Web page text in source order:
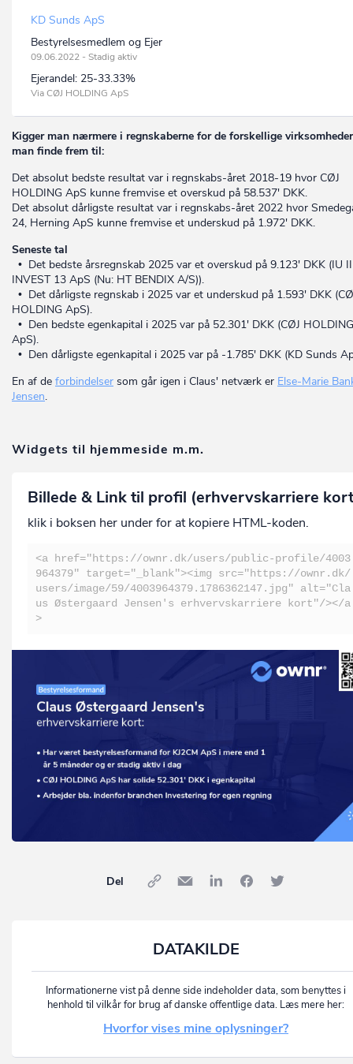
KD Sunds ApS
Bestyrelsesmedlem og Ejer
09.06.2022 - Stadig aktiv
Ejerandel: 25-33.33%
Via CØJ HOLDING ApS
Kigger man nærmere i regnskaberne for de forskellige
man finde frem til:
Det absolut bedste resultat var i regnskabs-året 2018-19 hvor CØJ
HOLDING ApS kunne fremvise et overskud på 58.537' DKK.
Det absolut dårligste resultat var i regnskabs-året 2022 hvor
24, Herning ApS kunne fremvise et underskud på 1.972' DKK.
Seneste tal
• Det bedste årsregnskab 2025 var et overskud på 9.123' DKK (IU
INVEST 13 ApS (Nu: HT BENDIX A/S)).
• Det dårligste regnskab i 2025 var et underskud på 1.593' DKK
HOLDING ApS).
• Den bedste egenkapital i 2025 var på 52.301' DKK (CØJ HOLDING
ApS).
• Den dårligste egenkapital i 2025 var på -1.785' DKK (KD Sunds
En af de forbindelser som går igen i Claus' netværk er Else-Marie
Jensen.
Widgets til hjemmeside m.m.
Billede & Link til profil (erhvervskarriere
klik i boksen her under for at kopiere HTML-koden.
<a href="https://ownr.dk/users/public-profile/4003
964379" target="_blank"><img src="https://ownr.dk/
users/image/59/4003964379.1786362147.jpg" alt="Cla
us Østergaard Jensen's erhvervskarriere kort"/></a
>
Del
DATAKILDE
Informationerne vist på denne side indeholder data, som benyttes i
henhold til vilkår for brug af danske offentlige data. Læs mere her:
Hvorfor vises mine oplysninger?